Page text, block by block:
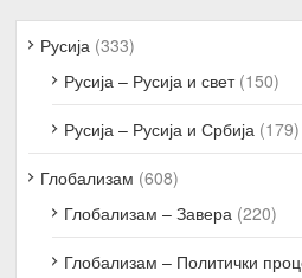
Русија (333)
Русија – Русија и свет(150)
Русија – Русија и Србија (179)
Глобализам (608)
Глобализам – Завера (220)
Глобализам – Политички